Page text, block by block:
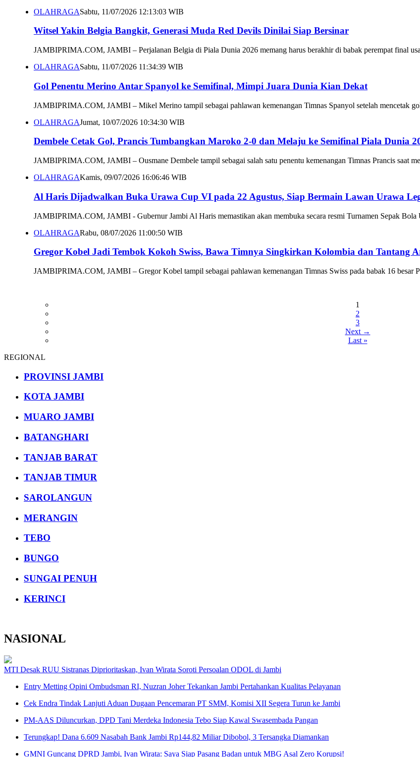
OLAHRAGASabtu, 11/07/2026 12:13:03 WIB
Witsel Yakin Belgia Bangkit, Generasi Muda Red Devils Dinilai Siap Bersinar
JAMBIPRIMA.COM, JAMBI – Perjalanan Belgia di Piala Dunia 2026 memang harus berakhir di babak perempat final
OLAHRAGASabtu, 11/07/2026 11:34:39 WIB
Gol Penentu Merino Antar Spanyol ke Semifinal, Mimpi Juara Dunia Kian Dekat
JAMBIPRIMA.COM, JAMBI – Mikel Merino tampil sebagai pahlawan kemenangan Timnas Spanyol setelah mencetak
OLAHRAGAJumat, 10/07/2026 10:34:30 WIB
Dembele Cetak Gol, Prancis Tumbangkan Maroko 2-0 dan Melaju ke Semifinal Piala Dunia
JAMBIPRIMA.COM, JAMBI – Ousmane Dembele tampil sebagai salah satu penentu kemenangan Timnas Prancis saat
OLAHRAGAKamis, 09/07/2026 16:06:46 WIB
Al Haris Dijadwalkan Buka Urawa Cup VI pada 22 Agustus, Siap Bermain Lawan Urawa
JAMBIPRIMA.COM, JAMBI - Gubernur Jambi Al Haris memastikan akan membuka secara resmi Turnamen Sepak
OLAHRAGARabu, 08/07/2026 11:00:50 WIB
Gregor Kobel Jadi Tembok Kokoh Swiss, Bawa Timnya Singkirkan Kolombia dan Tantang
JAMBIPRIMA.COM, JAMBI – Gregor Kobel tampil sebagai pahlawan kemenangan Timnas Swiss pada babak 16 besar
1
2
3
Next →
Last »
REGIONAL
PROVINSI JAMBI
KOTA JAMBI
MUARO JAMBI
BATANGHARI
TANJAB BARAT
TANJAB TIMUR
SAROLANGUN
MERANGIN
TEBO
BUNGO
SUNGAI PENUH
KERINCI
NASIONAL
MTI Desak RUU Sistranas Diprioritaskan, Ivan Wirata Soroti Persoalan ODOL di Jambi
Entry Metting Opini Ombudsman RI, Nuzran Joher Tekankan Jambi Pertahankan Kualitas Pelayanan
Cek Endra Tindak Lanjuti Aduan Dugaan Pencemaran PT SMM, Komisi XII Segera Turun ke Jambi
PM-AAS Diluncurkan, DPD Tani Merdeka Indonesia Tebo Siap Kawal Swasembada Pangan
Terungkap! Dana 6.609 Nasabah Bank Jambi Rp144,82 Miliar Dibobol, 3 Tersangka Diamankan
GMNI Guncang DPRD Jambi, Ivan Wirata: Saya Siap Pasang Badan untuk MBG Asal Zero Korupsi!